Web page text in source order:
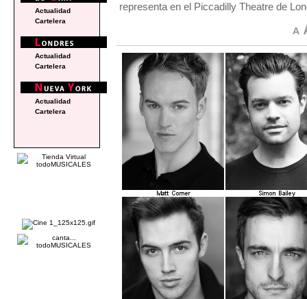
representa en el Piccadilly Theatre de
Actualidad
Cartelera
Actualidad
Cartelera
Actualidad
Cartelera